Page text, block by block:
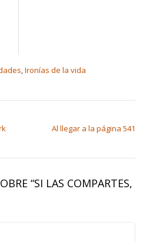
,Ironías de la vida
Al llegar a la página 541
“SI LAS COMPARTES,